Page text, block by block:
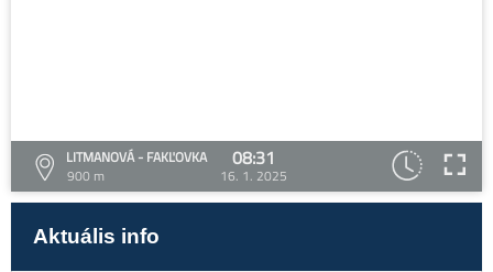
LITMANOVÁ - FAKĽOVKA
900 m
08:31
16. 1. 2025
Aktuális info